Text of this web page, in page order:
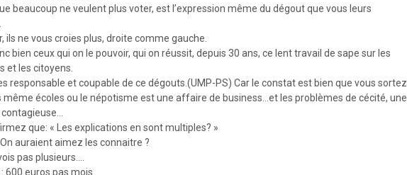
beaucoup ne veulent plus voter, est l’expression même du dégout que vous leurs
ils ne vous croies plus, droite comme gauche.
bien ceux qui on le pouvoir, qui on réussit, depuis 30 ans, ce lent travail de sape sur les
et les citoyens.
responsable et coupable de ce dégouts.(UMP-PS) Car le constat est bien que vous sortez
même écoles ou le népotisme est une affaire de business…et les problèmes de cécité, une
que: « Les explications en sont multiples? »
On auraient aimez les connaitre ?
pas plusieurs….
600 euros pas mois